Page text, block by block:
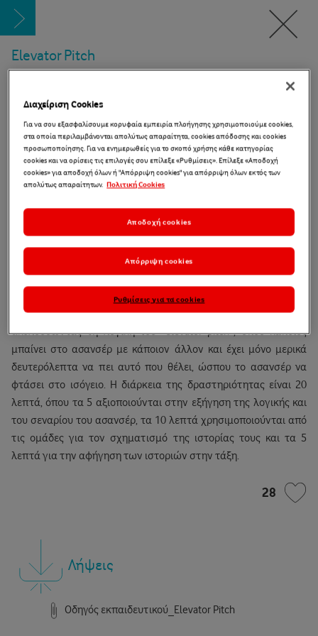
Elevator Pitch
Στην παρούσα δραστηριότητα οι μαθητές και οι μαθήτριες
καλούνται να χωριστούν σε ομάδες, να σχηματίσουν μια
ιστορία και να τη συνοψίσουν σε μόλις 3 γραμμές…
ακολουθώντας τη λογική του “elevator pitch”, όπου κάποιος
μπαίνει στο ασανσέρ με κάποιον άλλον και έχει μόνο μερικά
δευτερόλεπτα να πει αυτό που θέλει, ώσπου το ασανσέρ να
φτάσει στο ισόγειο. Η διάρκεια της δραστηριότητας είναι 20
λεπτά, όπου τα 5 αξιοποιούνται στην εξήγηση της λογικής και
του σεναρίου του ασανσέρ, τα 10 λεπτά χρησιμοποιούνται από
τις ομάδες για τον σχηματισμό της ιστορίας τους και τα 5
λεπτά για την αφήγηση των ιστοριών στην τάξη.
28
Λήψεις
Οδηγός εκπαιδευτικού_Elevator Pitch
Διαχείριση Cookies
Για να σου εξασφαλίσουμε κορυφαία εμπειρία πλοήγησης χρησιμοποιούμε cookies,
στα οποία περιλαμβάνονται απολύτως απαραίτητα, cookies απόδοσης και cookies
προσωποποίησης. Για να ενημερωθείς για το σκοπό χρήσης κάθε κατηγορίας
cookies και να ορίσεις τις επιλογές σου επίλεξε «Ρυθμίσεις». Επίλεξε «Αποδοχή
cookies» για αποδοχή όλων ή "Απόρριψη cookies" για απόρριψη όλων εκτός των
απολύτως απαραίτητων. Πολιτική Cookies
Απόρριψη cookies
Αποδοχή cookies
Ρυθμίσεις για τα cookies